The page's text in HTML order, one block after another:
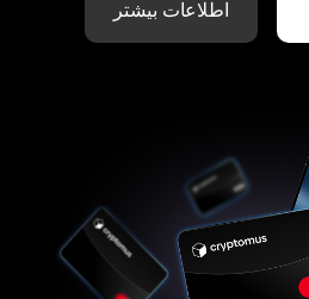
اطلاعات بیشتر